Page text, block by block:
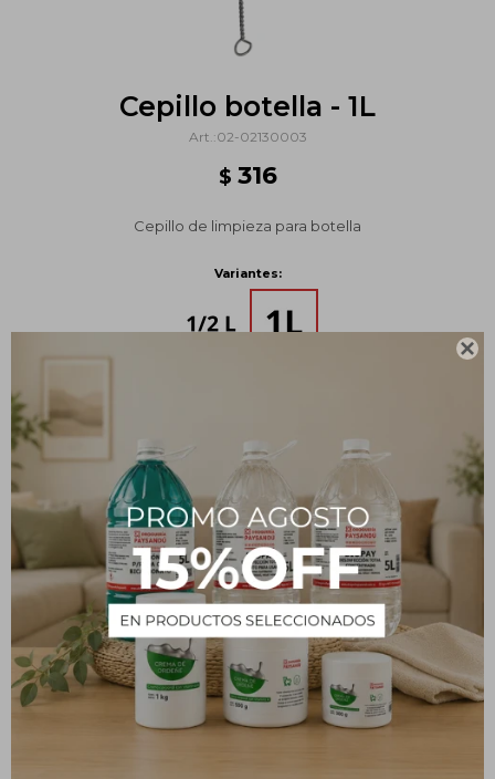

Cepillo botella - 1L
02-02130003
$ 316
Cepillo de limpieza para botella
Variantes:
PRODUCTOS QUE TE PUEDEN INTERESAR